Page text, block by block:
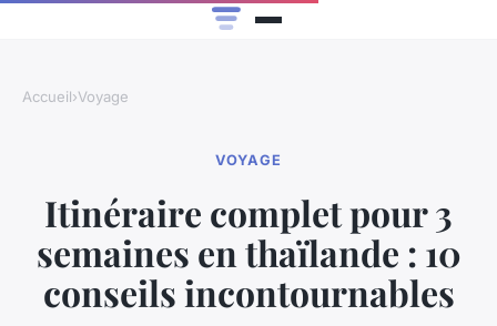
Accueil›Voyage
VOYAGE
Itinéraire complet pour 3
semaines en thaïlande : 10
conseils incontournables